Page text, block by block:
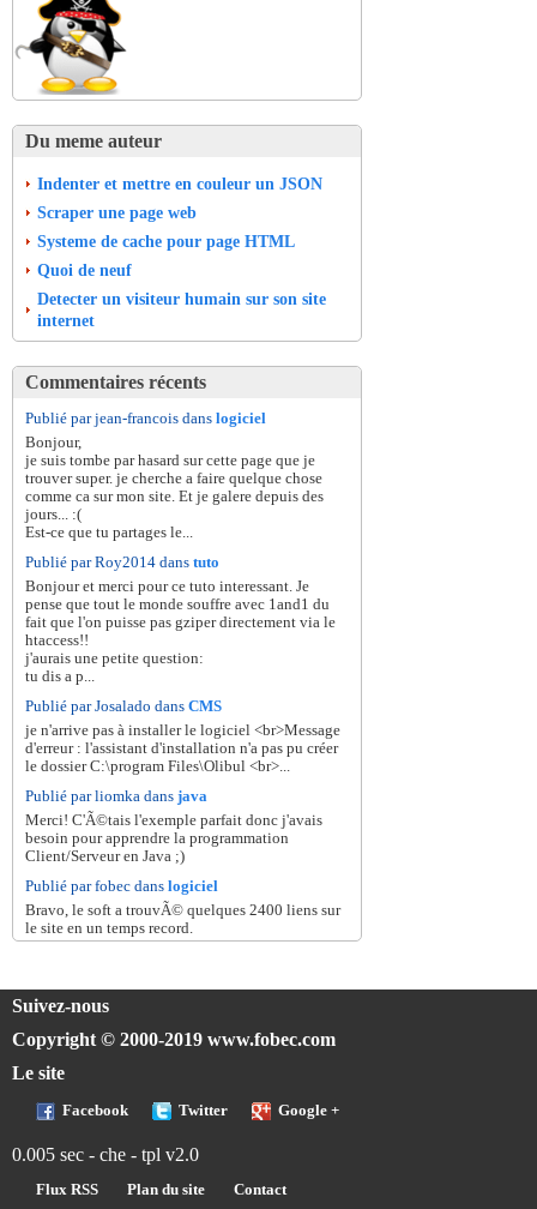
Du meme auteur
Indenter et mettre en couleur un JSON
Scraper une page web
Systeme de cache pour page HTML
Quoi de neuf
Detecter un visiteur humain sur son site
internet
Commentaires récents
Publié par jean-francois dans logiciel
Bonjour,
je suis tombe par hasard sur cette page que je
trouver super. je cherche a faire quelque chose
comme ca sur mon site. Et je galere depuis des
jours... :(
Est-ce que tu partages le...
Publié par Roy2014 dans tuto
Bonjour et merci pour ce tuto interessant. Je
pense que tout le monde souffre avec 1and1 du
fait que l'on puisse pas gziper directement via le
htaccess!!
j'aurais une petite question:
tu dis a p...
Publié par Josalado dans CMS
je n'arrive pas à installer le logiciel <br>Message
d'erreur : l'assistant d'installation n'a pas pu créer
le dossier C:\program Files\Olibul <br>...
Publié par liomka dans java
Merci! C'Ã©tais l'exemple parfait donc j'avais
besoin pour apprendre la programmation
Client/Serveur en Java ;)
Publié par fobec dans logiciel
Bravo, le soft a trouvÃ© quelques 2400 liens sur
le site en un temps record.
Suivez-nous
Copyright © 2000-2019 www.fobec.com
Le site
Facebook Twitter Google +
0.005 sec - che - tpl v2.0
Flux RSS Plan du site Contact